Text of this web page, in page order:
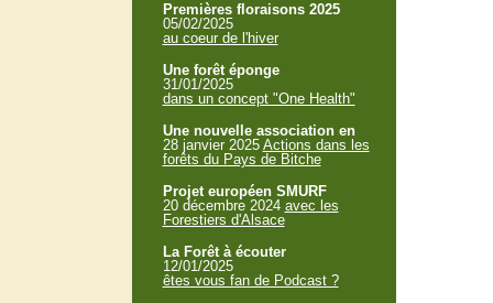
Premières floraisons 2025
05/02/2025
au coeur de l'hiver
Une forêt éponge
31/01/2025
dans un concept "One Health"
Une nouvelle association en
28 janvier 2025 Actions dans les
forêts du Pays de Bitche
Projet européen SMURF
20 décembre 2024 avec les
Forestiers d'Alsace
La Forêt à écouter
12/01/2025
êtes vous fan de Podcast ?